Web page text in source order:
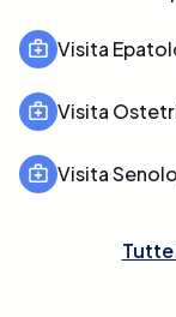
Visita
Visita
Visita